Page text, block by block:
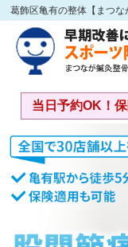
葛飾区亀有の整体【まつ
当日予約OK！